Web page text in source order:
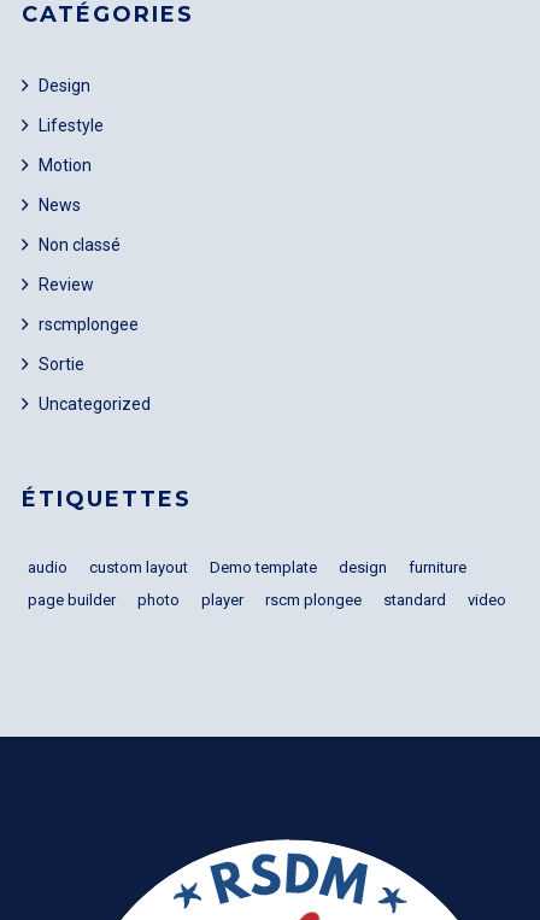
CATÉGORIES
Design
Lifestyle
Motion
News
Non classé
Review
rscmplongee
Sortie
Uncategorized
ÉTIQUETTES
audio custom layout Demo template design
furniture
page builder
photo player rscm plongee standard video